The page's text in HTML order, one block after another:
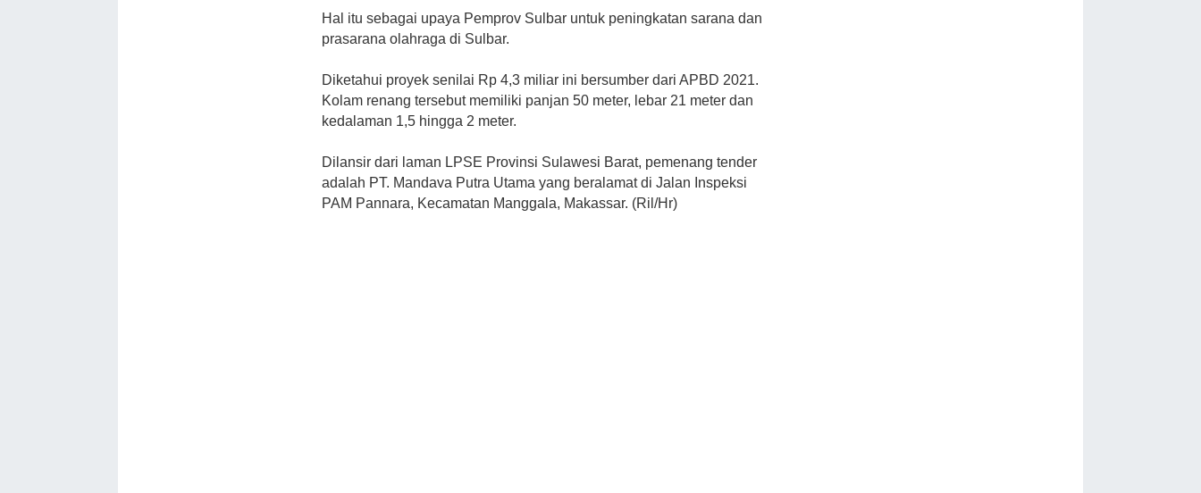
Hal itu sebagai upaya Pemprov Sulbar untuk peningkatan sarana dan
prasarana olahraga di Sulbar.
Diketahui proyek senilai Rp 4,3 miliar ini bersumber dari APBD 2021.
Kolam renang tersebut memiliki panjan 50 meter, lebar 21 meter dan
kedalaman 1,5 hingga 2 meter.
Dilansir dari laman LPSE Provinsi Sulawesi Barat, pemenang tender
adalah PT. Mandava Putra Utama yang beralamat di Jalan Inspeksi
PAM Pannara, Kecamatan Manggala, Makassar. (Ril/Hr)